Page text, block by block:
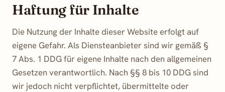
Haftung für Inhalte
Die Nutzung der Inhalte dieser Website erfolgt auf
eigene Gefahr. Als Diensteanbieter sind wir gemäß §
7 Abs. 1 DDG für eigene Inhalte nach den allgemeinen
Gesetzen verantwortlich. Nach §§ 8 bis 10 DDG sind
wir jedoch nicht verpflichtet, übermittelte oder